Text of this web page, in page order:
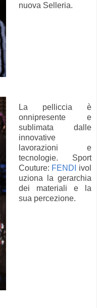
nuova Selleria.
La pelliccia è
onnipresente e
sublimata dalle
innovative
lavorazioni e
tecnologie. Sport
Couture: FENDI
ivol
uziona la gerarchia
dei materiali e la
sua percezione.